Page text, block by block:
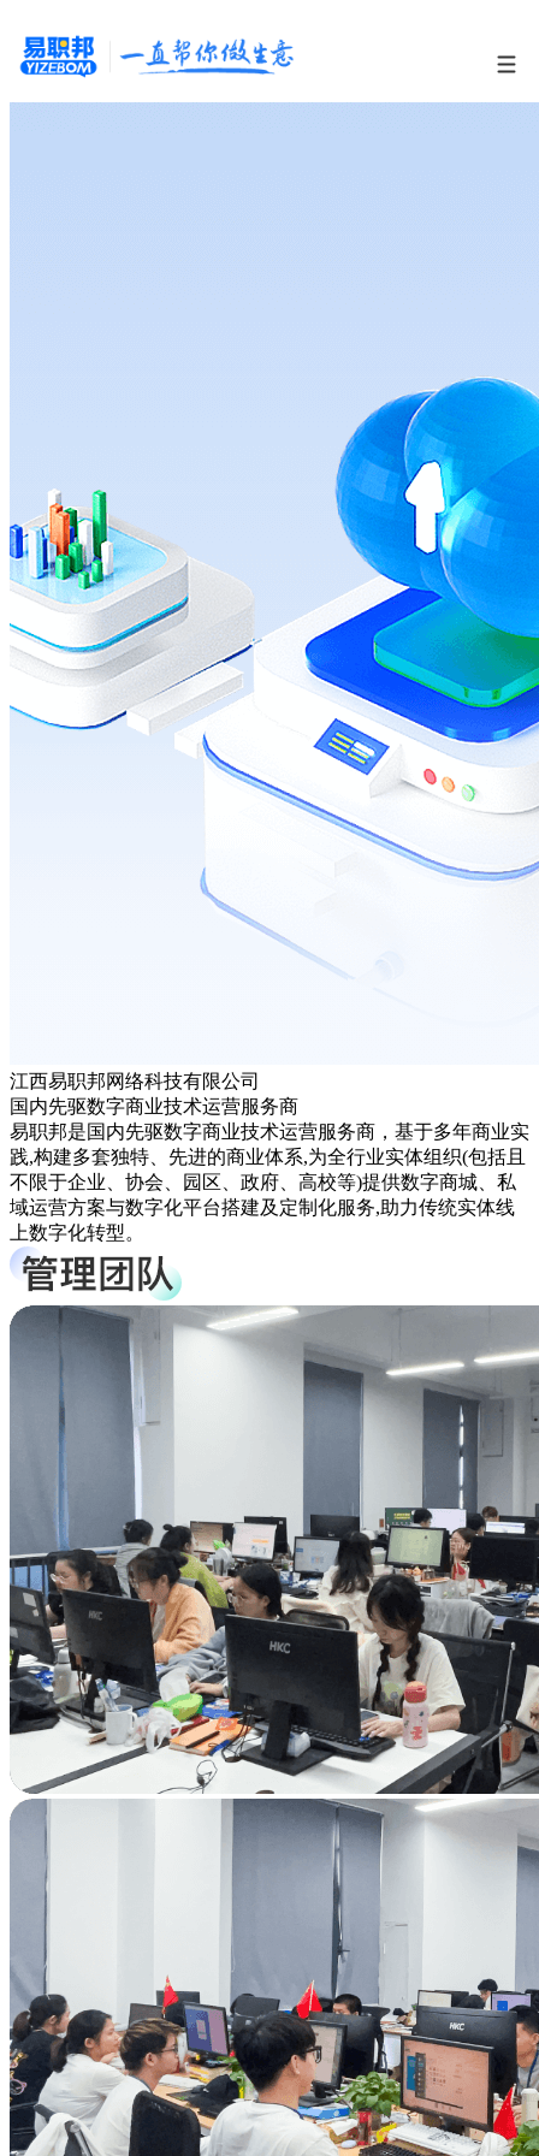
江西易职邦网络科技有限公司
国内先驱数字商业技术运营服务商
易职邦是国内先驱数字商业技术运营服务商，基于多年商业实
践,构建多套独特、先进的商业体系,为全行业实体组织(包括且
不限于企业、协会、园区、政府、高校等)提供数字商城、私
域运营方案与数字化平台搭建及定制化服务,助力传统实体线
上数字化转型。